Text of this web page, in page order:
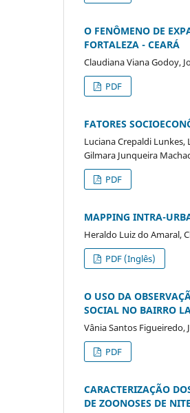
O FENÔMENO DE
FORTALEZA - CEARÁ
Claudiana Viana Godoy,
PDF
FATORES
Luciana Crepaldi Lunkes,
Gilmara Junqueira
PDF
MAPPING INTRA-
Heraldo Luiz do Amaral,
PDF (Inglês)
O USO DA
SOCIAL NO BAIRRO
Vânia Santos Figueiredo,
PDF
CARACTERIZAÇÃO
DE ZOONOSES DE